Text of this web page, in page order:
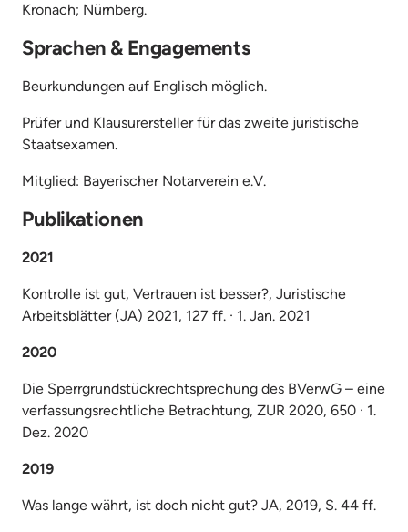
Kronach; Nürnberg.
Sprachen & Engagements
Beurkundungen auf Englisch möglich.
Prüfer und Klausurersteller für das zweite juristische
Staatsexamen.
Mitglied: Bayerischer Notarverein e.V.
Publikationen
2021
Kontrolle ist gut, Vertrauen ist besser?, Juristische
Arbeitsblätter (JA) 2021, 127 ff. · 1. Jan. 2021
2020
Die Sperrgrundstückrechtsprechung des BVerwG – eine
verfassungsrechtliche Betrachtung, ZUR 2020, 650 · 1.
Dez. 2020
2019
Was lange währt, ist doch nicht gut? JA, 2019, S. 44 ff.